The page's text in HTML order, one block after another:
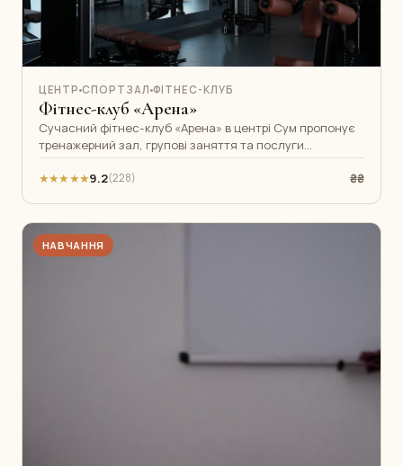
ЦЕНТР СПОРТЗАЛ ФІТНЕС-КЛУБ
Фітнес-клуб «Арена»
Сучасний фітнес-клуб «Арена» в центрі Сум пропонує
тренажерний зал, групові заняття та послуги
персонального тренера. Просторі зал
★★★★★9.2(228) ₴₴
НАВЧАННЯ